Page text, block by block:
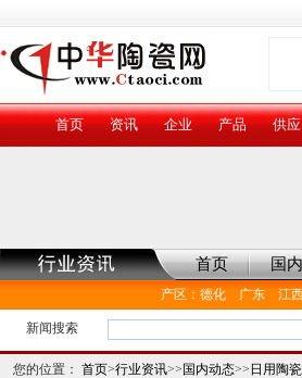
首页 资讯 企业 产品 供应
首页 国内
产区 ： 德化 广东 江
新闻搜索
您的位置： 首页>行业资讯>> 国内动态>> 日用陶瓷